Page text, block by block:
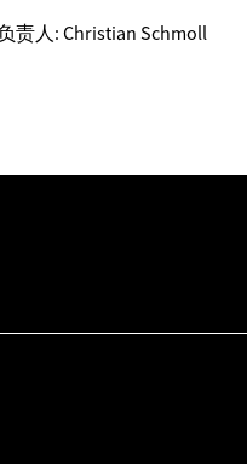
责人: Christian Schmoll